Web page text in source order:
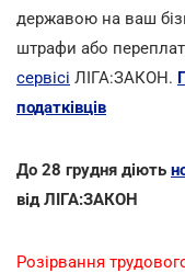
державою на ваш
штрафи або
сервісі ЛІГА:ЗАКОН.
податківців
До 28 грудня діють
від ЛІГА:ЗАКОН
Розірвання